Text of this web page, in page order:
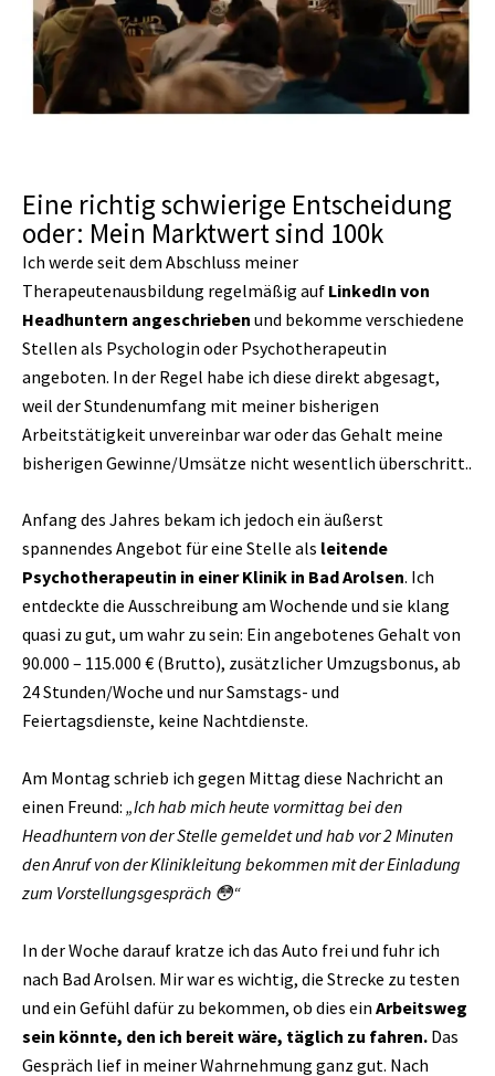
Eine richtig schwierige Entscheidung
oder: Mein Marktwert sind 100k
Ich werde seit dem Abschluss meiner
Therapeutenausbildung regelmäßig auf LinkedIn von
Headhuntern angeschrieben und bekomme verschiedene
Stellen als Psychologin oder Psychotherapeutin
angeboten. In der Regel habe ich diese direkt abgesagt,
weil der Stundenumfang mit meiner bisherigen
Arbeitstätigkeit unvereinbar war oder das Gehalt meine
bisherigen Gewinne/Umsätze nicht wesentlich überschritt..
Anfang des Jahres bekam ich jedoch ein äußerst
spannendes Angebot für eine Stelle als leitende
Psychotherapeutin in einer Klinik in Bad Arolsen. Ich
entdeckte die Ausschreibung am Wochende und sie klang
quasi zu gut, um wahr zu sein: Ein angebotenes Gehalt von
90.000 – 115.000 € (Brutto), zusätzlicher Umzugsbonus, ab
24 Stunden/Woche und nur Samstags- und
Feiertagsdienste, keine Nachtdienste.
Am Montag schrieb ich gegen Mittag diese Nachricht an
einen Freund: „Ich hab mich heute vormittag bei den
Headhuntern von der Stelle gemeldet und hab vor 2 Minuten
den Anruf von der Klinikleitung bekommen mit der Einladung
zum Vorstellungsgespräch 😳“
In der Woche darauf kratze ich das Auto frei und fuhr ich
nach Bad Arolsen. Mir war es wichtig, die Strecke zu testen
und ein Gefühl dafür zu bekommen, ob dies ein Arbeitsweg
sein könnte, den ich bereit wäre, täglich zu fahren. Das
Gespräch lief in meiner Wahrnehmung ganz gut. Nach